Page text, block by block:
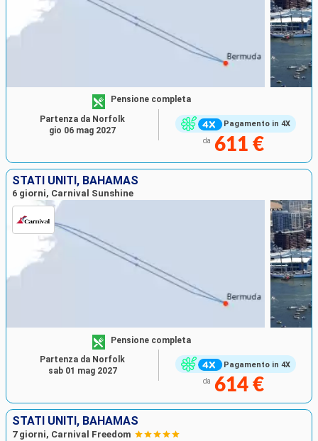
Pagamento in 4X
Pensione completa
da 611 €
Partenza da Norfolk
gio 06 mag 2027
STATI UNITI, BAHAMAS
6 giorni, Carnival Sunshine
Pagamento in 4X
Pensione completa
da 614 €
Partenza da Norfolk
sab 01 mag 2027
STATI UNITI, BAHAMAS
7 giorni, Carnival Freedom